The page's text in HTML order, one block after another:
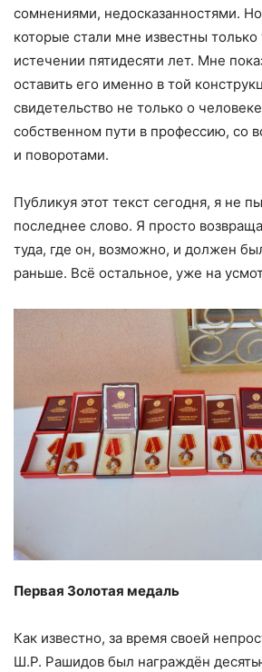
сомнениями, недосказанностями.
которые стали мне известны только
истечении пятидесяти лет. Мне
оставить его именно в той
свидетельство не только о
собственном пути в профессию, со
и поворотами.
Публикуя этот текст сегодня, я не
последнее слово. Я просто
туда, где он, возможно, и должен
раньше. Всё остальное, уже на
Первая Золотая медаль
Как известно, за время своей
Ш.Р. Рашидов был награждён